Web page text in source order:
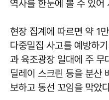
역사를 한눈에 볼 수 있어
현장 집계에 따르면 약 1
다중밀집 사고를 예방하
과 육조광장 일대에 주 무
딜레이 스크린 등을 분산
보하고 동선 꼬임을 막았